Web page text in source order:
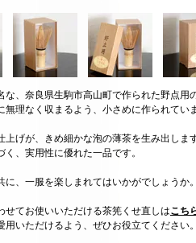
な、奈良県生駒市高山町で作られた野点用
無理なく収まるよう、小さめに作られていま
上げが、きめ細かな泡の薄茶を生み出します
く、実用性に優れた一品です。
に、一服を楽しまれてはいかがでしょうか。
せてお使いいただける茶筅くせ直しはこち
用いただけるよう、ぜひお役立てください。